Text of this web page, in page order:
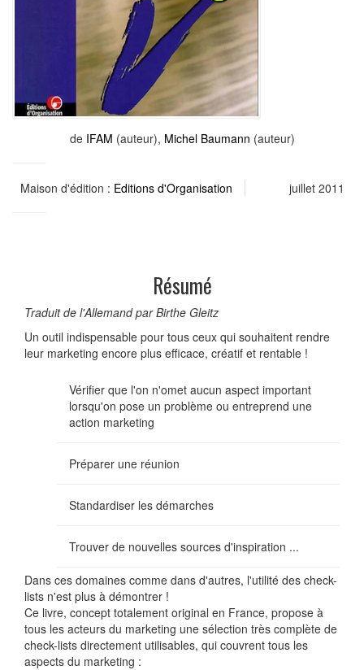
de IFAM (auteur), Michel Baumann (auteur)
Maison d'édition : Editions d'Organisation juillet 2011
Résumé
Traduit de l'Allemand par Birthe Gleitz
Un outil indispensable pour tous ceux qui souhaitent rendre
leur marketing encore plus efficace, créatif et rentable !
Vérifier que l'on n'omet aucun aspect important
lorsqu'on pose un problème ou entreprend une
action marketing
Préparer une réunion
Standardiser les démarches
Trouver de nouvelles sources d'inspiration ...
Dans ces domaines comme dans d'autres, l'utilité des check-
lists n'est plus à démontrer !
Ce livre, concept totalement original en France, propose à
tous les acteurs du marketing une sélection très complète de
check-lists directement utilisables, qui couvrent tous les
aspects du marketing :